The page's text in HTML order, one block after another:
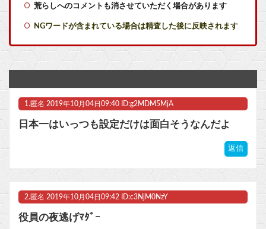
『サガ2秘宝伝説』とかいう過大評価ゲーム
『サガ2秘宝伝説』とかいう過大評価ゲーム
【にじさんじ】はかちぇ「2足の靴下を履いては洗濯するのを繰り返していたんだけど今日15足買った」
【エヴァンゲリオン】ロボ道「エヴァンゲリオン弐号機（TVシリーズVer.）」アクションフィギュア【彩色原型公開】他
マスク 十兆円を失う‥投資家「アメリカ党？バカかコイツw」
ビットコイン再び1600万円へ。ドル円は147円に
荒らしへのコメントも消させていただく場合があります
NGワードが含まれている場合は精査した後に反映されます
1. 匿名 2019年10月04日09:40 ID:g2MDM5MjA
日本一はいっつも設定だけは面白そうなんだよ
返信
2. 匿名 2019年10月04日09:42 ID:c3NjM0NzY
役員の夜逃げﾏﾀﾞｰ